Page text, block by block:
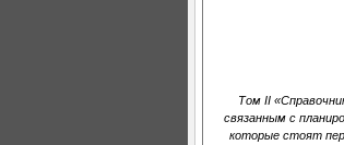
Том II
связанным с
которые стоят